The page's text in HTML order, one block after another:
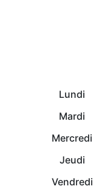
Lundi
Mardi
Mercredi
Jeudi
Vendredi